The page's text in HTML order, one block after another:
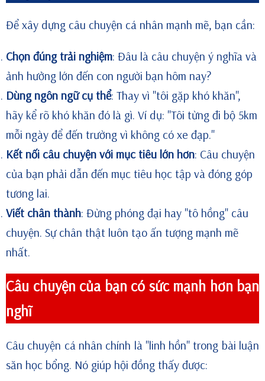
Để xây dựng câu chuyện cá nhân mạnh mẽ, bạn cần:
Chọn đúng trải nghiệm: Đâu là câu chuyện ý nghĩa và
ảnh hưởng lớn đến con người bạn hôm nay?
Dùng ngôn ngữ cụ thể: Thay vì "tôi gặp khó khăn",
hãy kể rõ khó khăn đó là gì. Ví dụ: "Tôi từng đi bộ 5km
mỗi ngày để đến trường vì không có xe đạp."
Kết nối câu chuyện với mục tiêu lớn hơn: Câu chuyện
của bạn phải dẫn đến mục tiêu học tập và đóng góp
tương lai.
Viết chân thành: Đừng phóng đại hay "tô hồng" câu
chuyện. Sự chân thật luôn tạo ấn tượng mạnh mẽ
nhất.
Câu chuyện của bạn có sức mạnh hơn bạn
nghĩ
Câu chuyện cá nhân chính là "linh hồn" trong bài luận
săn học bổng. Nó giúp hội đồng thấy được: